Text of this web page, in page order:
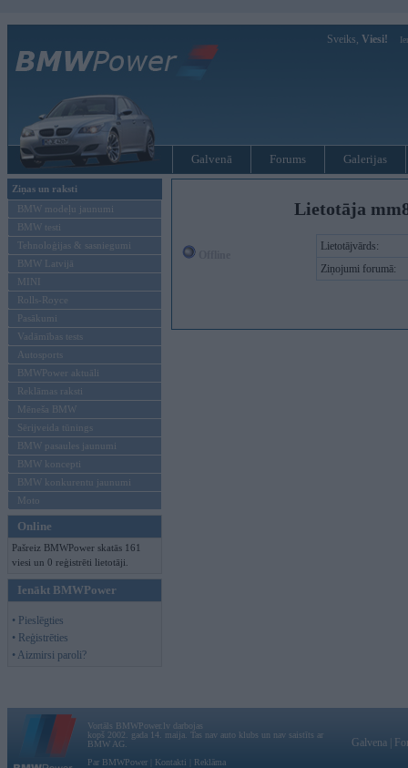
Sveiks, Viesi!
Galvenā Forums Galerijas
Ziņas un raksti
BMW modeļu jaunumi
BMW testi
Tehnoloģijas & sasniegumi
BMW Latvijā
MINI
Rolls-Royce
Pasākumi
Vadāmības tests
Autosports
BMWPower aktuāli
Reklāmas raksti
Mēneša BMW
Sērijveida tūnings
BMW pasaules jaunumi
BMW koncepti
BMW konkurentu jaunumi
Moto
Online
Pašreiz BMWPower skatās 161
viesi un 0 reģistrēti lietotāji.
Ienākt BMWPower
• Pieslēgties
• Reģistrēties
• Aizmirsi paroli?
Lietotāja
Lietotājvārds:
Ziņojumi forumā:
Vortāls BMWPower.lv darbojas
kopš 2002. gada 14. maija. Tas nav auto klubs un nav saistīts ar
BMW AG.
Par BMWPower
Kontakti Reklāma
Galvena